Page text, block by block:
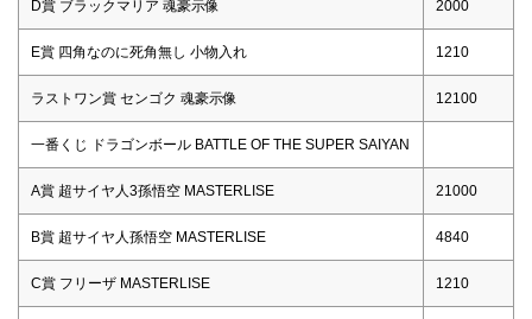
D賞 ブラックマリア 魂豪示像 2000
E賞 四角なのに死角無し 小物入れ 1210
ラストワン賞 センゴク 魂豪示像 12100
一番くじ ドラゴンボール BATTLE OF THE SUPER SAIYAN
A賞 超サイヤ人3孫悟空 MASTERLISE 21000
B賞 超サイヤ人孫悟空 MASTERLISE 4840
C賞 フリーザ MASTERLISE 1210